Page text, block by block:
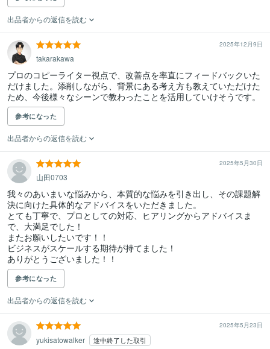
出品者からの返信を読む
2025年12月9日
takarakawa
プロのコピーライター視点で、改善点を率直にフィードバックいた
だけました。添削しながら、背景にある考え方も教えていただけた
ため、今後様々なシーンで教わったことを活用していけそうです。
参考になった
出品者からの返信を読む
2025年5月30日
山田0703
我々のあいまいな悩みから、本質的な悩みを引き出し、その課題解
決に向けた具体的なアドバイスをいただきました。
とても丁寧で、プロとしての対応、ヒアリングからアドバイスま
で、大満足でした！
またお願いしたいです！！
ビジネスがスケールする期待が持てました！
ありがとうございました！！
参考になった
出品者からの返信を読む
2025年5月23日
yukisatowalker 途中終了した取引